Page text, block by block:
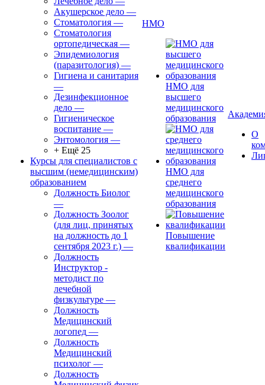
Акушерское дело —
Стоматология —
Стоматология
ортопедическая —
Эпидемиология
(паразитология) —
Гигиена и санитария
—
Дезинфекционное
дело —
Гигиеническое
воспитание —
Энтомология —
+ Ещё 25
Курсы для специалистов с
высшим (немедицинским)
образованием
Должность Биолог
—
Должность Зоолог
(для лиц, принятых
на должность до 1
сентября 2023 г.) —
Должность
Инструктор -
методист по
лечебной
физкультуре —
Должность
Медицинский
логопед —
Должность
Медицинский
психолог —
Должность
НМО
НМО для
высшего
медицинского
образования
НМО для
среднего
медицинского
образования
Повышение
квалификации
О